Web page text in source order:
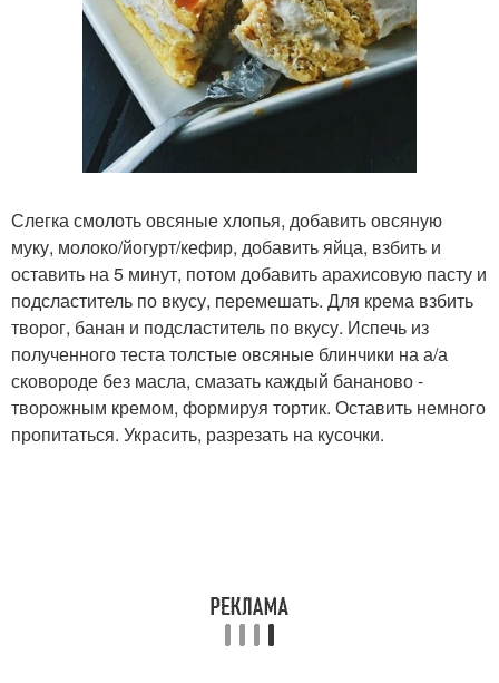
Слегка смолоть овсяные хлопья, добавить овсяную
муку, молоко/йогурт/кефир, добавить яйца, взбить и
оставить на 5 минут, потом добавить арахисовую пасту и
подсластитель по вкусу, перемешать. Для крема взбить
творог, банан и подсластитель по вкусу. Испечь из
полученного теста толстые овсяные блинчики на а/а
сковороде без масла, смазать каждый бананово -
творожным кремом, формируя тортик. Оставить немного
пропитаться. Украсить, разрезать на кусочки.